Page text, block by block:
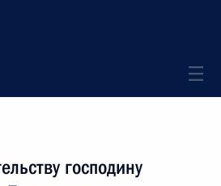
господину